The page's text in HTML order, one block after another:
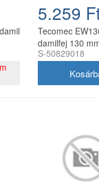
5.259
Tecomec
damilfej 130
balos belső
S-50829018